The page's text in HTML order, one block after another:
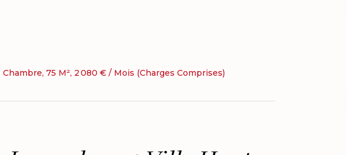
75 M², 2 080 € / Mois (Charges Comprises)